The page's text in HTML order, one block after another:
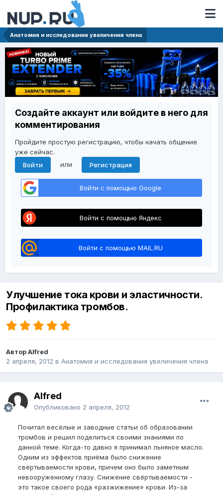
Анатомия и исследования увеличения члена
Создайте аккаунт или войдите в него для
комментирования
Пройдите простую регистрацию, чтобы начать общение
уже сейчас.
Войти
или Регистрация
Войти с помощью Google
Войти с помощью Яндекс
Войти с помощью MAIL.RU
Улучшение тока крови и эластичности.
Профилактика тромбов.
Автор Alfred
2 апреля, 2012 в Анатомия и исследования увеличения члена
Alfred
Опубликовано 2 апреля, 2012
Почитал весёлые и заводные статьи об образовании
тромбов и решил поделиться своими знаниями по
данной теме. Когда-то давно я принимал льняное масло.
Одним из эффектов приёма было снижение
свёртываемости крови, причем оно было заметным
невооруженному глазу. Снижение свёртываемости -
это такое своего рода «разжижение» крови. Из-за